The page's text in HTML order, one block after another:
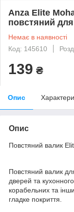
Anza Elite
повстяний
Немає в наявності
Код: 145610
139 ₴
Опис
Опис
Повстяний валик
Повстяний валик
дверей та
корабельних та
гладке покриття.